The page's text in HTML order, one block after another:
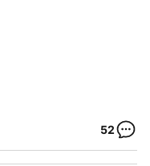
52